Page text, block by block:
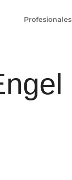
Profesionales